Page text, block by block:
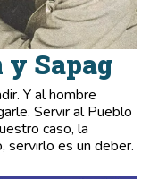
y Sapag
Y al hombre
Servir al Pueblo
caso, la
servirlo es un deber.